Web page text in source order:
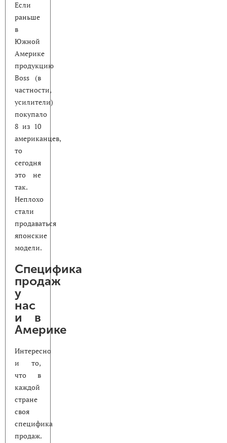
Если
раньше
в
Южной
Америке
продукцию
Boss (в
частности,
усилители)
покупало
8 из 10
американцев,
то
сегодня
это не
так.
Неплохо
стали
продаваться
японские
модели.
Специфика
продаж
у
нас
и в
Америке
Интересно
и то,
что в
каждой
стране
своя
специфика
продаж.